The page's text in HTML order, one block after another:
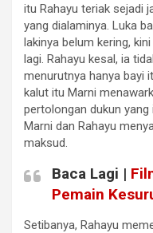
itu Rahayu teriak sejadi
yang dialaminya. Luka
lakinya belum kering,
lagi. Rahayu kesal, ia
menurutnya hanya bayi
kalut itu Marni
pertolongan dukun
Marni dan Rahayu
maksud.
Baca Lagi |
Pemain
Setibanya, Rahayu